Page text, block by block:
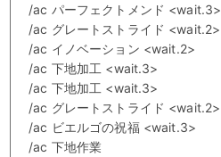
/ac パーフェクトメンド <wait.3>
/ac グレートストライド <wait.2>
/ac イノベーション <wait.2>
/ac 下地加工 <wait.3>
/ac 下地加工 <wait.3>
/ac グレートストライド <wait.2>
/ac ビエルゴの祝福 <wait.3>
/ac 下地作業